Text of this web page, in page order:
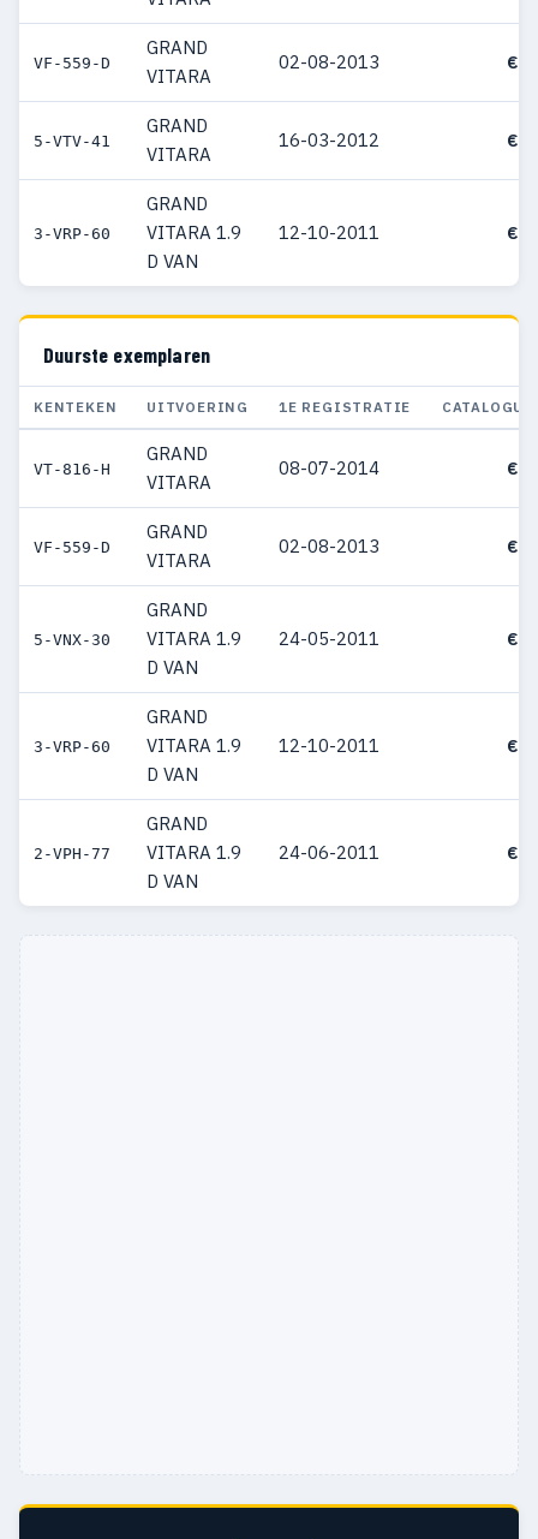
VF-559-D
GRAND
VITARA
02-08-2013 €
5-VTV-41
GRAND
VITARA
16-03-2012 €
3-VRP-60
GRAND
VITARA 1.9
D VAN
12-10-2011 €
Duurste exemplaren
KENTEKEN UITVOERING 1E REGISTRATIE
VT-816-H
GRAND
VITARA
08-07-2014 €
VF-559-D
GRAND
VITARA
02-08-2013 €
5-VNX-30
GRAND
VITARA 1.9
D VAN
24-05-2011 €
3-VRP-60
GRAND
VITARA 1.9
D VAN
12-10-2011 €
2-VPH-77
GRAND
VITARA 1.9
D VAN
24-06-2011 €